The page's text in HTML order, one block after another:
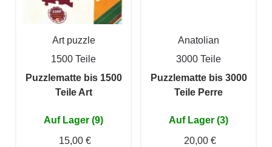
Art puzzle
1500 Teile
Puzzlematte bis 1500
Teile Art
Auf Lager (9)
15,00 €
Anatolian
3000 Teile
Puzzlematte bis 3000
Teile Perre
Auf Lager (3)
20,00 €